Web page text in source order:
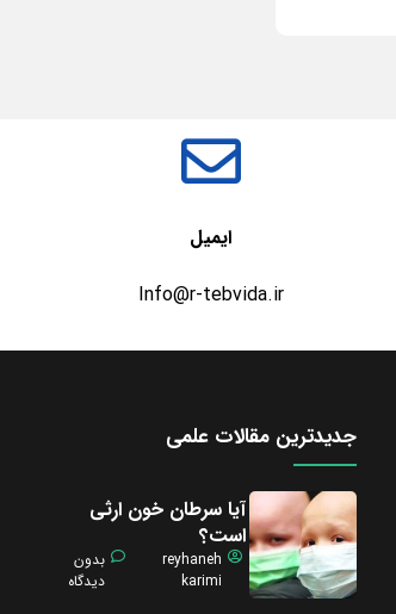
ایمیل
Info@r-tebvida.ir
جدیدترین مقالات علمی
آیا سرطان خون ارثی
است؟
reyhaneh
karimi
بدون
دیدگاه